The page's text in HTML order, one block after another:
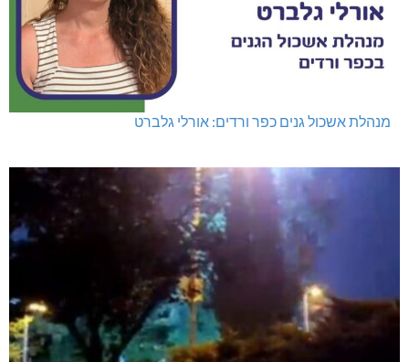
מנהלת אשכול גנים כפר ורדים: אורלי גלברט